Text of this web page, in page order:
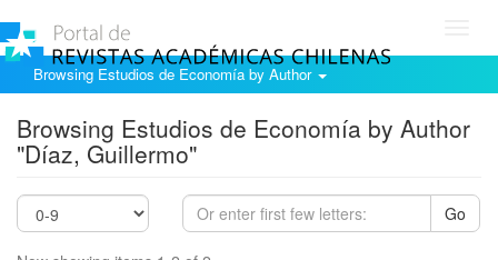
Browsing Estudios de Economía by Author
Browsing Estudios de Economía by Author
"Díaz, Guillermo"
Go